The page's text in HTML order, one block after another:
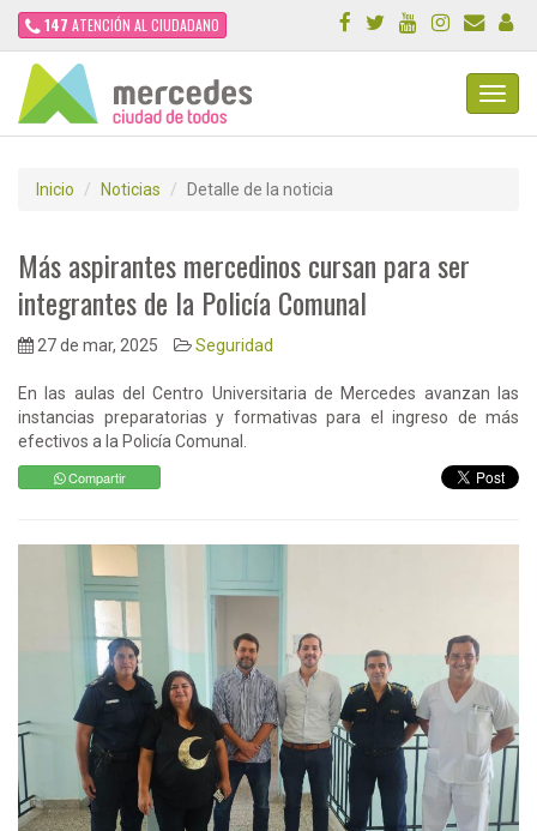
147 ATENCIÓN AL CIUDADANO
Inicio Noticias Detalle de la noticia
Más aspirantes mercedinos cursan para ser
integrantes de la Policía Comunal
27 de mar, 2025 Seguridad
En las aulas del Centro Universitaria de Mercedes avanzan las
instancias preparatorias y formativas para el ingreso de más
efectivos a la Policía Comunal.
Compartir